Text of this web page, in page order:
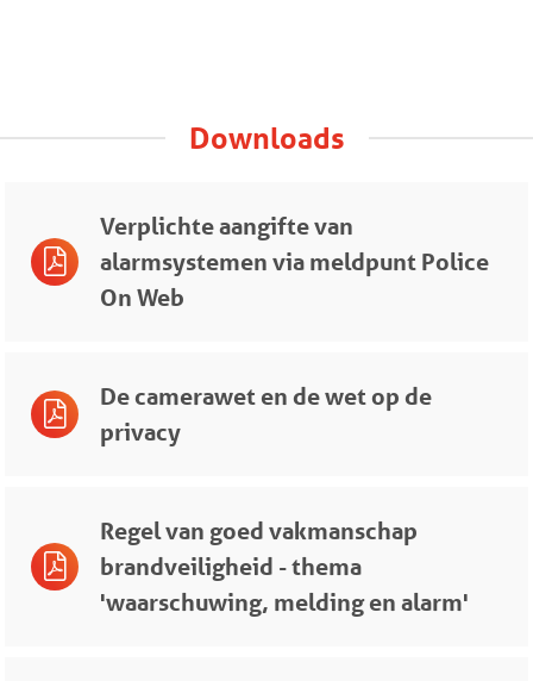
Downloads
Verplichte aangifte van
alarmsystemen via meldpunt Police
On Web
De camerawet en de wet op de
privacy
Regel van goed vakmanschap
brandveiligheid - thema
'waarschuwing, melding en alarm'